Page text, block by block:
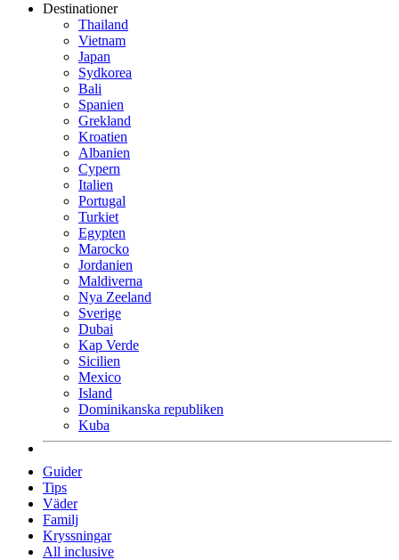
Destinationer
Thailand
Vietnam
Japan
Sydkorea
Bali
Spanien
Grekland
Kroatien
Albanien
Cypern
Italien
Portugal
Turkiet
Egypten
Marocko
Jordanien
Maldiverna
Nya Zeeland
Sverige
Dubai
Kap Verde
Sicilien
Mexico
Island
Dominikanska republiken
Kuba
Guider
Tips
Väder
Familj
Kryssningar
All inclusive